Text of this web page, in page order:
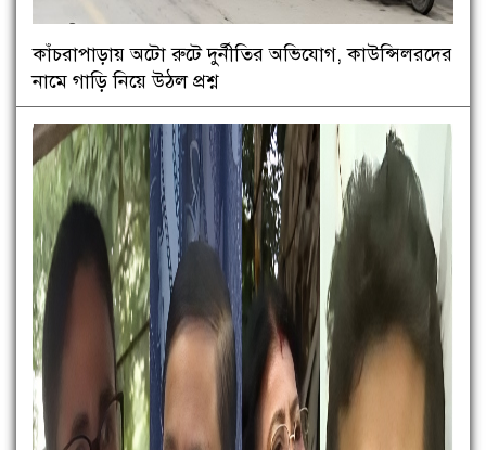
কাঁচরাপাড়ায় অটো রুটে দুর্নীতির অভিযোগ, কাউন্সিলরদের
নামে গাড়ি নিয়ে উঠল প্রশ্ন